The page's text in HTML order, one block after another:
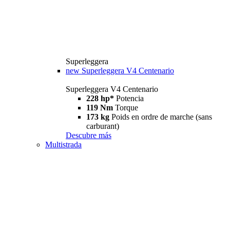
Superleggera
new Superleggera V4 Centenario
Superleggera V4 Centenario
228 hp* Potencia
119 Nm Torque
173 kg Poids en ordre de marche (sans
carburant)
Descubre más
Multistrada